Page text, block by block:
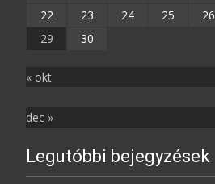
22
23 24 25 26
29
30
« okt
dec »
Legutóbbi bejegyzések